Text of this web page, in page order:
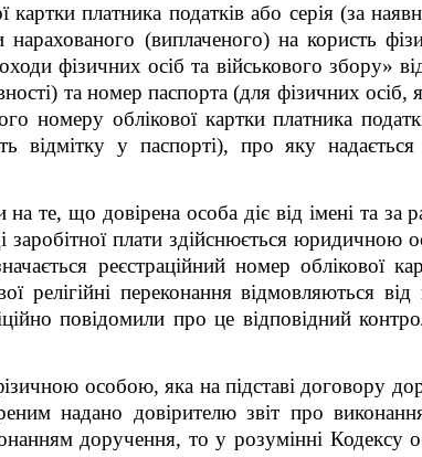
картки платника податків або серія (за
(виплаченого) на користь
фізичних осіб та військового збору»
та номер паспорта (для фізичних осіб,
номеру облікової картки платника
відмітку у паспорті), про яку
те, що довірена особа діє від імені та за
плати здійснюється юридичною
реєстраційний номер облікової
релігійні переконання відмовляються
повідомили про це відповідний
особою, яка на підставі договору
надано довірителю звіт про
доручення, то у розумінні Кодексу